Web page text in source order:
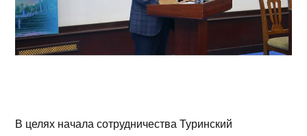
В целях начала сотрудничества Туринский